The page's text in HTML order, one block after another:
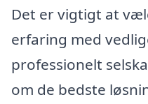
Det er vigtigt at
erfaring med
professionelt
om de bedste